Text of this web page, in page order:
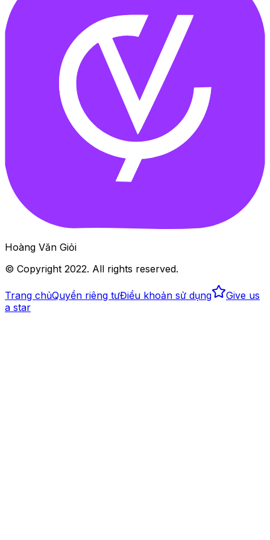
Hoàng Văn Giỏi
© Copyright 2022. All rights reserved.
Trang chủQuyền riêng tưĐiều khoản sử dụng
Give us
a star